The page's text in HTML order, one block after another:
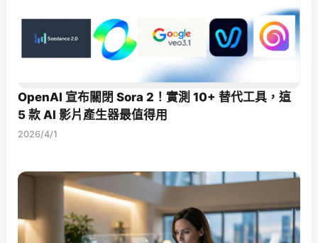
OpenAI 宣布關閉 Sora 2！實測 10+ 替代工具，這
5 款 AI 影片產生器最值得用
2026/4/1